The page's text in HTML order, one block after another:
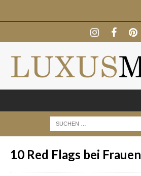
10 Red Flags bei Frauen